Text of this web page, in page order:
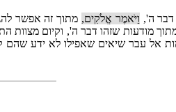
דבר ה', וַיֹּאמֶר אֱלֹקִים, מתוך זה אפשר
מודעות שזהו דבר ה', וקיום
עבר שיאים שאפילו לא ידע שהם